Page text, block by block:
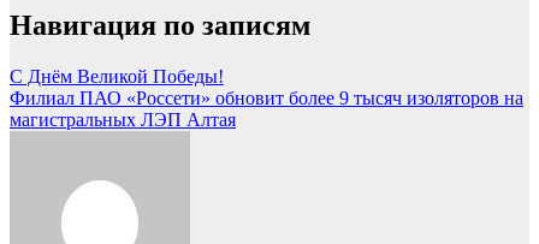
Навигация по записям
С Днём Великой Победы!
Филиал ПАО «Россети» обновит более 9 тысяч изоляторов на
магистральных ЛЭП Алтая